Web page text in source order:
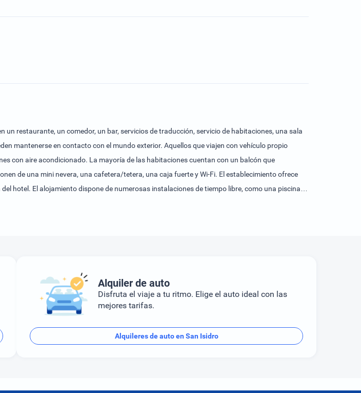
restaurante, un comedor, un bar, servicios de traducción, servicio de habitaciones, una sala
mantenerse en contacto con el mundo exterior. Aquellos que viajen con vehículo propio
con aire acondicionado. La mayoría de las habitaciones cuentan con un balcón que
de una mini nevera, una cafetera/tetera, una caja fuerte y Wi-Fi. El establecimiento ofrece
hotel. El alojamiento dispone de numerosas instalaciones de tiempo libre, como una piscina y
Alquiler de auto
Disfruta el viaje a tu ritmo. Elige el auto ideal con las
mejores tarifas.
Alquileres de auto en San Isidro